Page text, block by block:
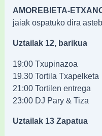
AMOREBIETA-
jaiak ospatuko dira
Uztailak 12, barikua
19:00 Txupinazoa
19.30 Tortila Txapelketa
21:00 Tortilen entrega
23:00 DJ Pary & Tiza
Uztailak 13 Zapatua